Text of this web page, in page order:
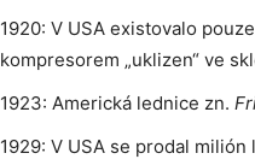
1920: V USA existovalo
kompresorem „uklizen“ ve
1923: Americká lednice zn.
1929: V USA se prodal